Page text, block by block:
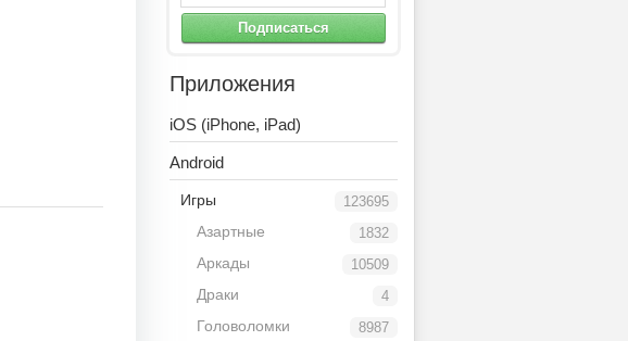
Подписаться
Приложения
iOS (iPhone, iPad)
Android
123695
Игры
1832
Азартные
10509
Аркады
4
Драки
8987
Головоломки